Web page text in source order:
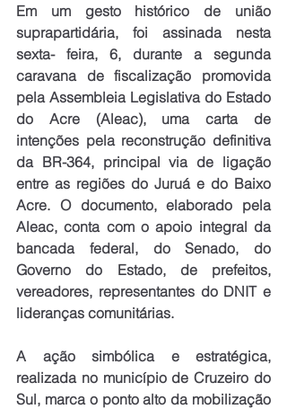
Em um gesto histórico de união
suprapartidária, foi assinada nesta
sexta- feira, 6, durante a segunda
caravana de fiscalização promovida
pela Assembleia Legislativa do Estado
do Acre (Aleac), uma carta de
intenções pela reconstrução definitiva
da BR-364, principal via de ligação
entre as regiões do Juruá e do Baixo
Acre. O documento, elaborado pela
Aleac, conta com o apoio integral da
bancada federal, do Senado, do
Governo do Estado, de prefeitos,
vereadores, representantes do DNIT e
lideranças comunitárias.
A ação simbólica e estratégica,
realizada no município de Cruzeiro do
Sul, marca o ponto alto da mobilização